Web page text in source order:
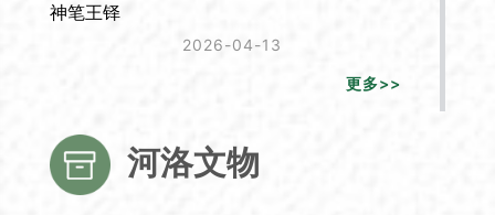
神笔王铎
2026-04-13
更多>>
河洛文物